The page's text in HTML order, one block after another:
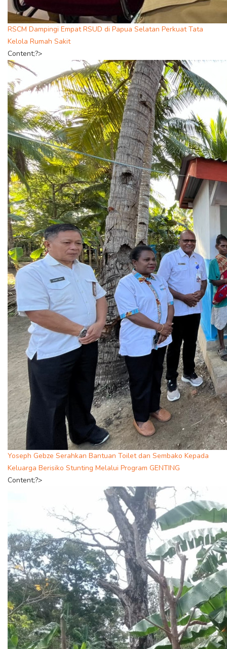
RSCM Dampingi Empat RSUD di Papua Selatan Perkuat Tata
Kelola Rumah Sakit
Content;?>
Yoseph Gebze Serahkan Bantuan Toilet dan Sembako Kepada
Keluarga Berisiko Stunting Melalui Program GENTING
Content;?>